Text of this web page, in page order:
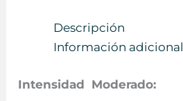
Descripción
Información adicional
Intensidad Moderado: